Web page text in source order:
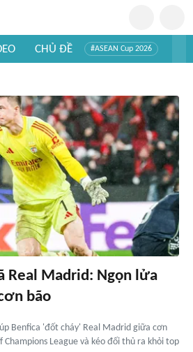
CHỦ ĐỀ #ASEAN Cup 2026
Real Madrid: Ngọn lửa
bão
Benfica 'đốt cháy' Real Madrid giữa cơn
Champions League và kéo đối thủ ra khỏi top